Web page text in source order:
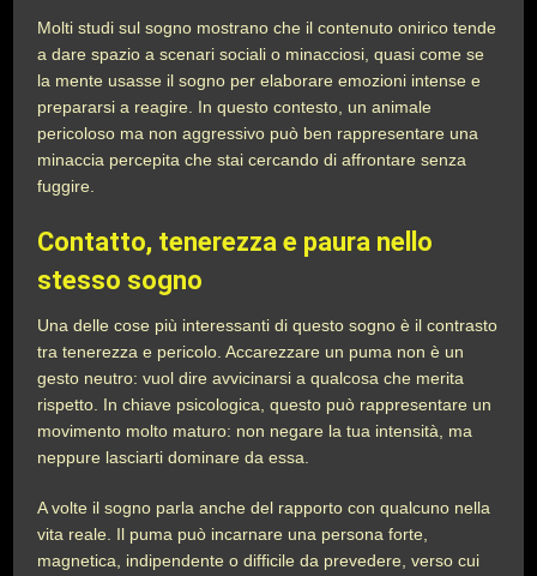
Molti studi sul sogno mostrano che il contenuto onirico tende
a dare spazio a scenari sociali o minacciosi, quasi come se
la mente usasse il sogno per elaborare emozioni intense e
prepararsi a reagire. In questo contesto, un animale
pericoloso ma non aggressivo può ben rappresentare una
minaccia percepita che stai cercando di affrontare senza
fuggire.
Contatto, tenerezza e paura nello
stesso sogno
Una delle cose più interessanti di questo sogno è il contrasto
tra tenerezza e pericolo. Accarezzare un puma non è un
gesto neutro: vuol dire avvicinarsi a qualcosa che merita
rispetto. In chiave psicologica, questo può rappresentare un
movimento molto maturo: non negare la tua intensità, ma
neppure lasciarti dominare da essa.
A volte il sogno parla anche del rapporto con qualcuno nella
vita reale. Il puma può incarnare una persona forte,
magnetica, indipendente o difficile da prevedere, verso cui